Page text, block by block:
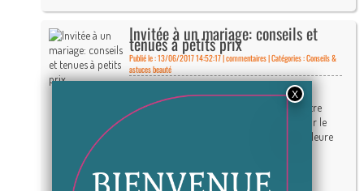
Invitée à un mariage: conseils et
tenues à petits prix
Publié le : 13/06/2017 14:52:17 |commentaires | Catégories :Conseils &
astuces beauté
Nous déclarons la saison des mariages
officiellement ouverte ! Vous avez reçu votre
faire-part d’invitation depuis des mois pour le
mariage de votre cousine ou de votre meilleure
Lire la suite